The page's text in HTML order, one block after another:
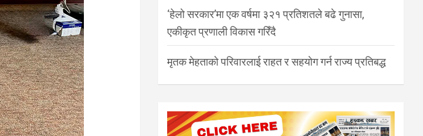
‘हेलो सरकार’मा एक वर्षमा ३२१ प्रतिशतले बढे गुनासा,
एकीकृत प्रणाली विकास गरिँदै
मृतक मेहताको परिवारलाई राहत र सहयोग गर्न राज्य प्रतिबद्ध